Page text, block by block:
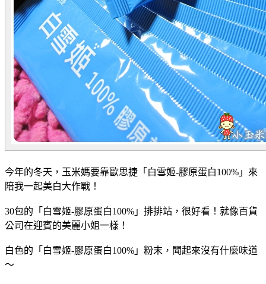
今年的冬天，玉米媽要靠歐思捷「白雪姬-膠原蛋白100% 」來
陪我一起美白大作戰！
30包的「白雪姬-膠原蛋白100% 」排排站，很好看！就像百貨
公司在迎賓的美麗小姐一樣！
白色的 「白雪姬-膠原蛋白100% 」粉末，聞起來沒有什麼味道
～